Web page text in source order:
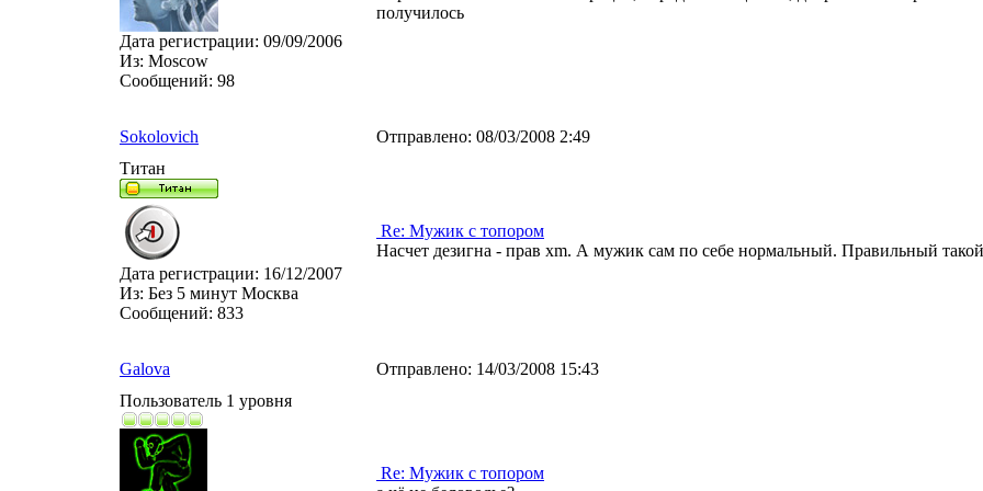
Дата регистрации: 09/09/2006
Из: Moscow
Сообщений: 98
получилось
Sokolovich Отправлено: 08/03/2008 2:49
Титан
Дата регистрации: 16/12/2007
Из: Без 5 минут Москва
Сообщений: 833
Re: Мужик с топором
Насчет дезигна - прав xm. А мужик сам по себе нормальный. Правильный
Galova Отправлено: 14/03/2008 15:43
Пользователь 1 уровня
Re: Мужик с топором